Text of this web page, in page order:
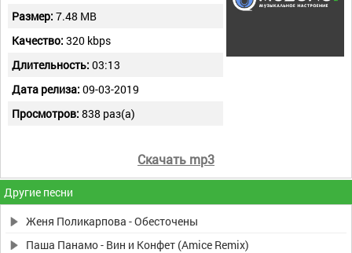
Размер: 7.48 MB
Качество: 320 kbps
Длительность: 03:13
Дата релиза: 09-03-2019
Просмотров: 838 раз(а)
Скачать mp3
Другие песни
Женя Поликарпова - Обесточены
Паша Панамо - Вин и Конфет (Amice Remix)